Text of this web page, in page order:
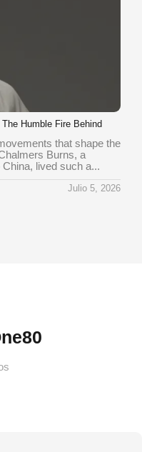
Humble Fire Behind
that shape the
Burns, a
lived such a...
Julio 5, 2026